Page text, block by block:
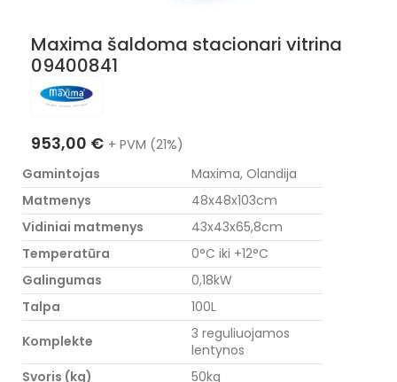
Maxima šaldoma stacionari vitrina
09400841
953,00 € + PVM (21%)
Gamintojas
Maxima, Olandija
Matmenys
48x48x103cm
Vidiniai matmenys
43x43x65,8cm
Temperatūra
0°C iki +12°C
Galingumas
0,18kW
Talpa
100L
Komplekte
3 reguliuojamos
lentynos
Svoris (kg)
50kg